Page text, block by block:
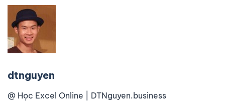
dtnguyen
@ Học Excel Online | DTNguyen.business